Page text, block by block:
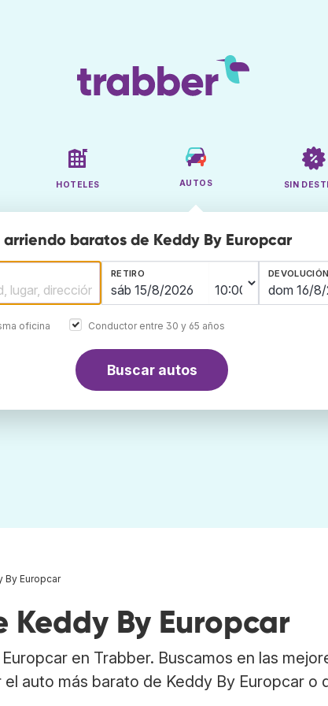
HOTELES AUTOS SIN
baratos de Keddy By Europcar
RETIRO DEVOLUCIÓN
oficina Conductor entre 30 y 65 años
Buscar autos
By Europcar
By Europcar
en Trabber. Buscamos en las
auto más barato de Keddy By Europcar o